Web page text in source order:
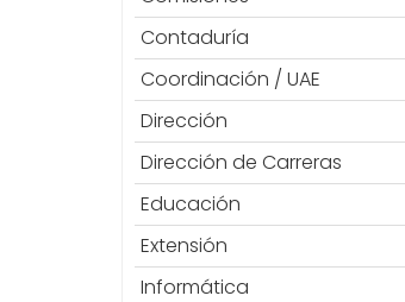
Contaduría
Coordinación / UAE
Dirección
Dirección de Carreras
Educación
Extensión
Informática